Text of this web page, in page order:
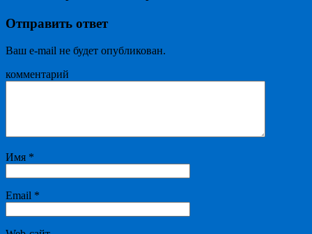
Отправить ответ
Ваш e-mail не будет опубликован.
комментарий
Имя *
Email *